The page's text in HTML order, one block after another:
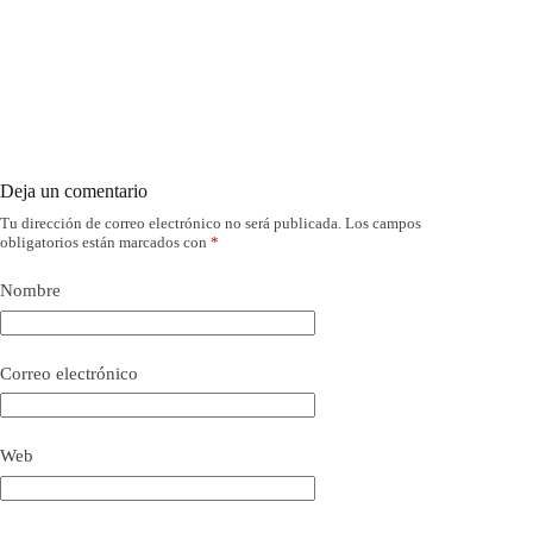
Deja un comentario
Tu dirección de correo electrónico no será publicada. Los campos
obligatorios están marcados con *
Nombre
Correo electrónico
Web